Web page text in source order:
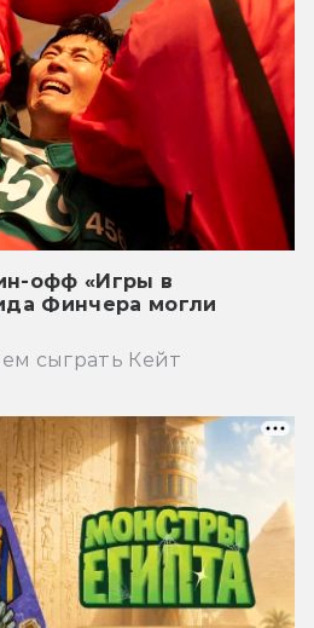
офф «Игры в
Финчера могли
сыграть Кейт